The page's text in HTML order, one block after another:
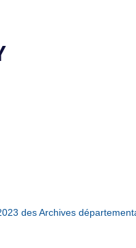
des Archives